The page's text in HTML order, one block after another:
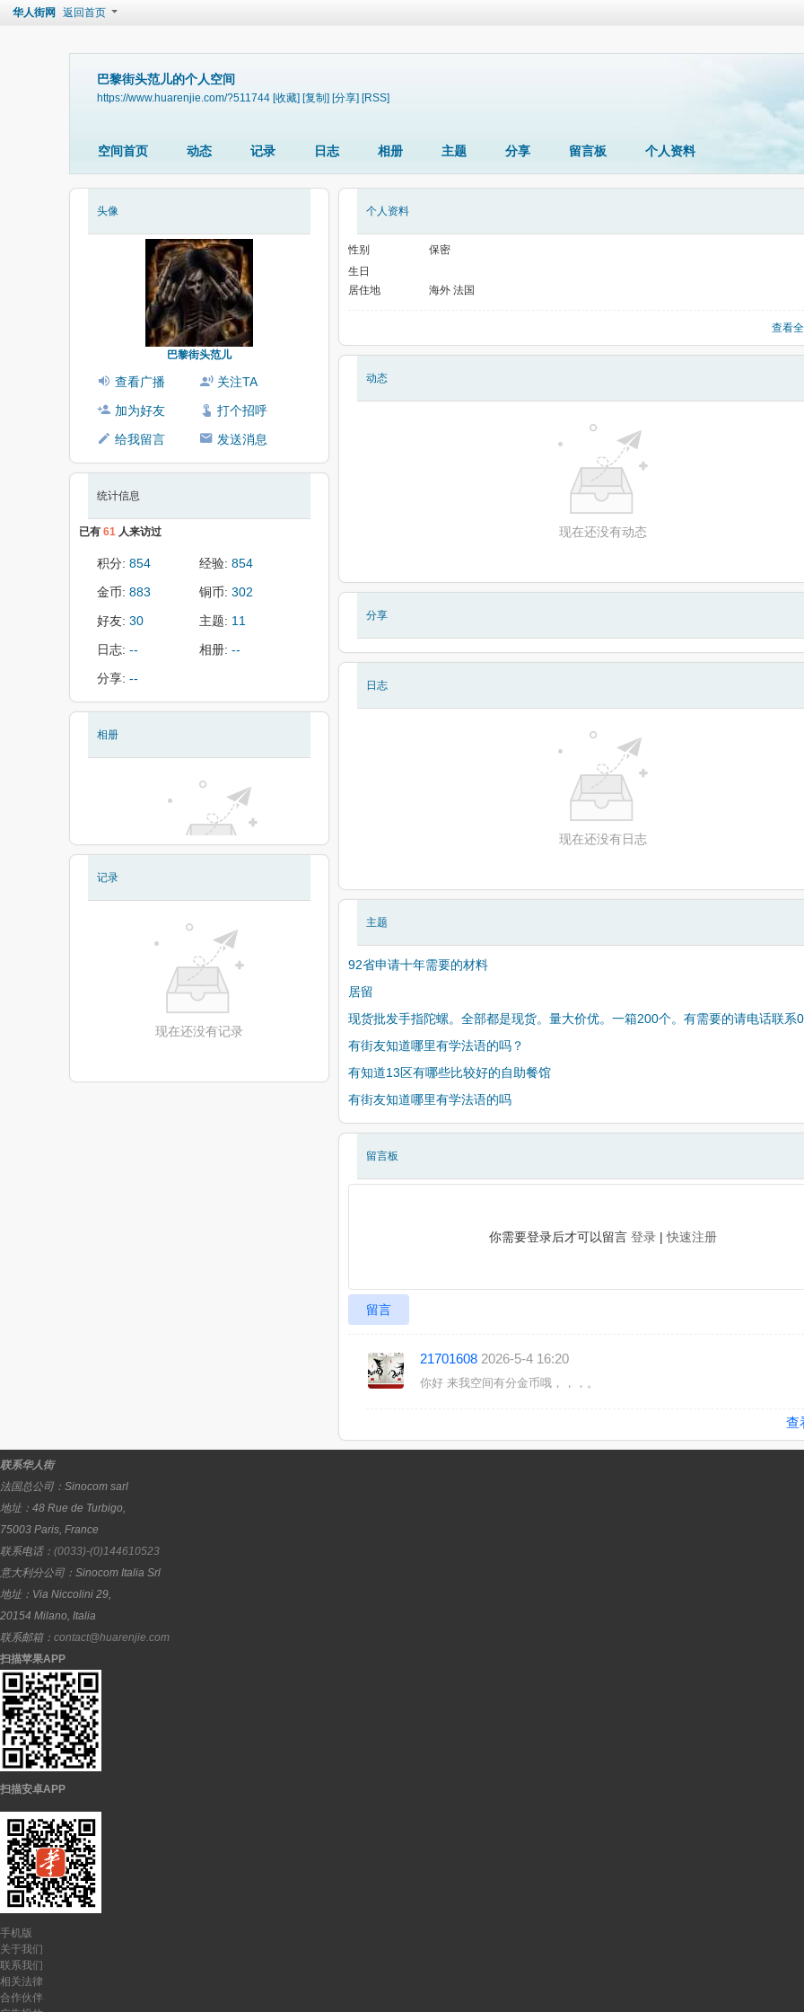
华人街网 返回首页
巴黎街头范儿的个人空间
https://www.huarenjie.com/?511744 [收藏] [复制] [分享] [RSS]
空间首页 动态 记录 日志 相册 主题 分享 留言板 个人资料
头像
巴黎街头范儿
查看广播
关注TA
加为好友
打个招呼
给我留言
发送消息
统计信息
已有 61 人来访过
积分: 854 经验: 854
金币: 883 铜币: 302
好友: 30 主题: 11
日志: -- 相册: --
分享: --
相册
记录
现在还没有记录
个人资料
性别
保密
生日
居住地
海外 法国
查看
动态
现在还没有动态
分享
日志
现在还没有日志
主题
92省申请十年需要的材料
居留
现货批发手指陀螺。全部都是现货。量大价优。一箱200个。有需要的请电话联系
有街友知道哪里有学法语的吗？
有知道13区有哪些比较好的自助餐馆
有街友知道哪里有学法语的吗
留言板
你需要登录后才可以留言 登录 |快速注册
留言
21701608 2026-5-4 16:20
你好 来我空间有分金币哦，，，。
查
联系华人街
法国总公司： Sinocom sarl
地址： 48 Rue de Turbigo,
75003 Paris, France
联系电话： (0033)-(0)144610523
意大利分公司： Sinocom Italia Srl
地址： Via Niccolini 29,
20154 Milano, Italia
联系邮箱： contact@huarenjie.com
扫描苹果APP
扫描安卓APP
手机版
关于我们
联系我们
相关法律
合作伙伴